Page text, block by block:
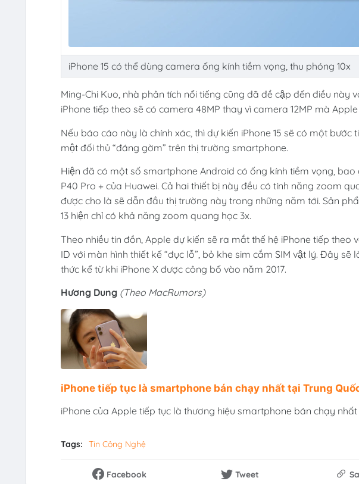
iPhone 15 có thể dùng camera ống kính tiềm vọng, thu phóng 10x
Ming-Chi Kuo, nhà phân tích nổi tiếng cũng đã đề cập đến điều này
iPhone tiếp theo sẽ có camera 48MP thay vì camera 12MP mà
Nếu báo cáo này là chính xác, thì dự kiến iPhone 15 sẽ có một
một đối thủ “đáng gờm” trên thị trường smartphone.
Hiện đã có một số smartphone Android có ống kính tiềm vọng, bao
P40 Pro + của Huawei. Cả hai thiết bị này đều có tính năng zoom
được cho là sẽ dẫn đầu thị trường này trong những năm tới. Sản
13 hiện chỉ có khả năng zoom quang học 3x.
Theo nhiều tin đồn, Apple dự kiến sẽ ra mắt thế hệ iPhone tiếp
ID với màn hình thiết kế “đục lỗ”, bỏ khe sim cắm SIM vật lý. Đây
thức kể từ khi iPhone X được công bố vào năm 2017.
Hương Dung (Theo MacRumors)
iPhone tiếp tục là smartphone bán chạy nhất tại Trung
iPhone của Apple tiếp tục là thương hiệu smartphone bán chạy
Tags: Tin Công Nghệ
Facebook Tweet